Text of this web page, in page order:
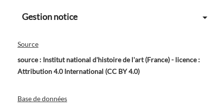
Gestion notice
Source
source : Institut national d'histoire de l'art (France) - licence :
Attribution 4.0 International (CC BY 4.0)
Base de données